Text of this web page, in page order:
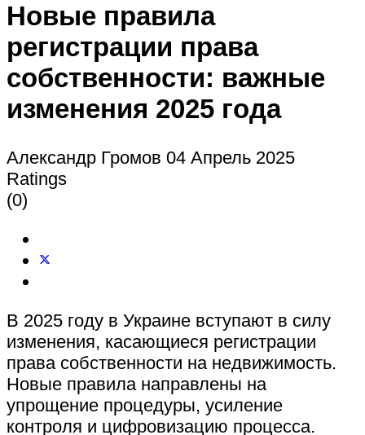
Новые правила
регистрации права
собственности: важные
изменения 2025 года
Александр Громов 04 Апрель 2025
Ratings
(0)
В 2025 году в Украине вступают в силу
изменения, касающиеся регистрации
права собственности на недвижимость.
Новые правила направлены на
упрощение процедуры, усиление
контроля и цифровизацию процесса.